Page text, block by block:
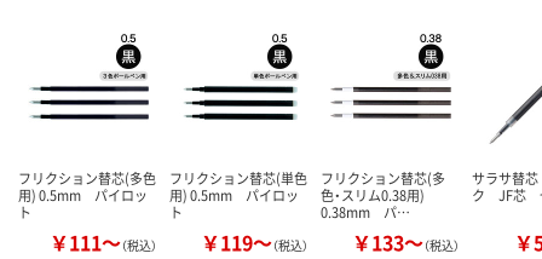
フリクション替芯(多色
用) 0.5mm パイロッ
ト
￥111～（税込）
フリクション替芯(単色
用) 0.5mm パイロッ
ト
￥119～（税込）
フリクション替芯(多
色・スリム0.38用)
0.38mm パ…
￥133～（税込）
サラサ替
ク JF芯
￥